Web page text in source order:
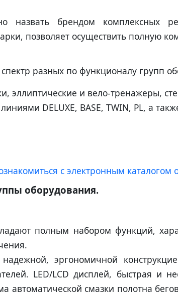
назвать брендом комплексных
позволяет осуществить полную
разных по функционалу групп
эллиптические и вело-тренажеры,
DELUXE, BASE, TWIN, PL, а
с электронным каталогом
оборудования.
полным набором функций,
эргономичной
LED/LCD дисплей, быстрая и
автоматической смазки полотна